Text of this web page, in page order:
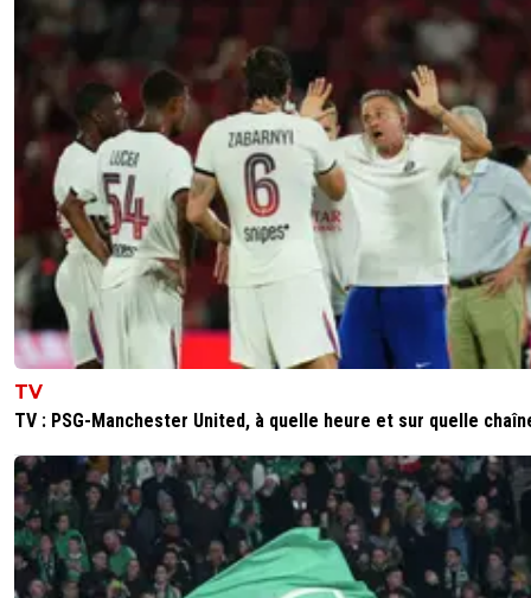
TV
TV : PSG-Manchester United, à quelle heure et sur quelle